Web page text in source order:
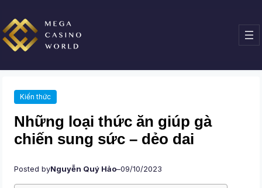
đến
phần
nội
dung
Kiến thức
Những loại thức ăn giúp gà
chiến sung sức – dẻo dai
Posted byNguyễn Quý Hảo–09/10/2023